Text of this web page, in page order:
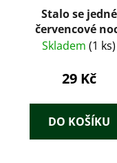
Stalo se jedné
červencové
Skladem (1 ks)
29 Kč
DO KOŠÍKU